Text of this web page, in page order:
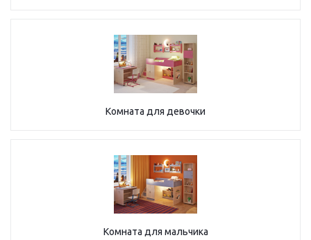
Комната для девочки
Комната для мальчика